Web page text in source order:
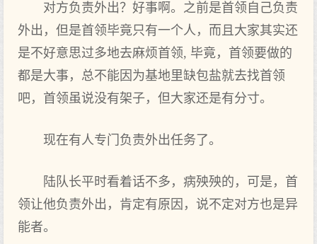
对方负责外出？好事啊。之前是首领自己负责
外出，但是首领毕竟只有一个人，而且大家其实还
是不好意思过多地去麻烦首领, 毕竟，首领要做的
都是大事，总不能因为基地里缺包盐就去找首领
吧，首领虽说没有架子，但大家还是有分寸。
现在有人专门负责外出任务了。
陆队长平时看着话不多，病殃殃的，可是，首
领让他负责外出，肯定有原因，说不定对方也是异
能者。